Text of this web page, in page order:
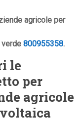
agricole per
verde800955358.
le
per
agricole